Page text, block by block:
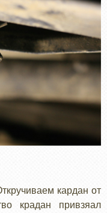
кардан от
крадан привзяал